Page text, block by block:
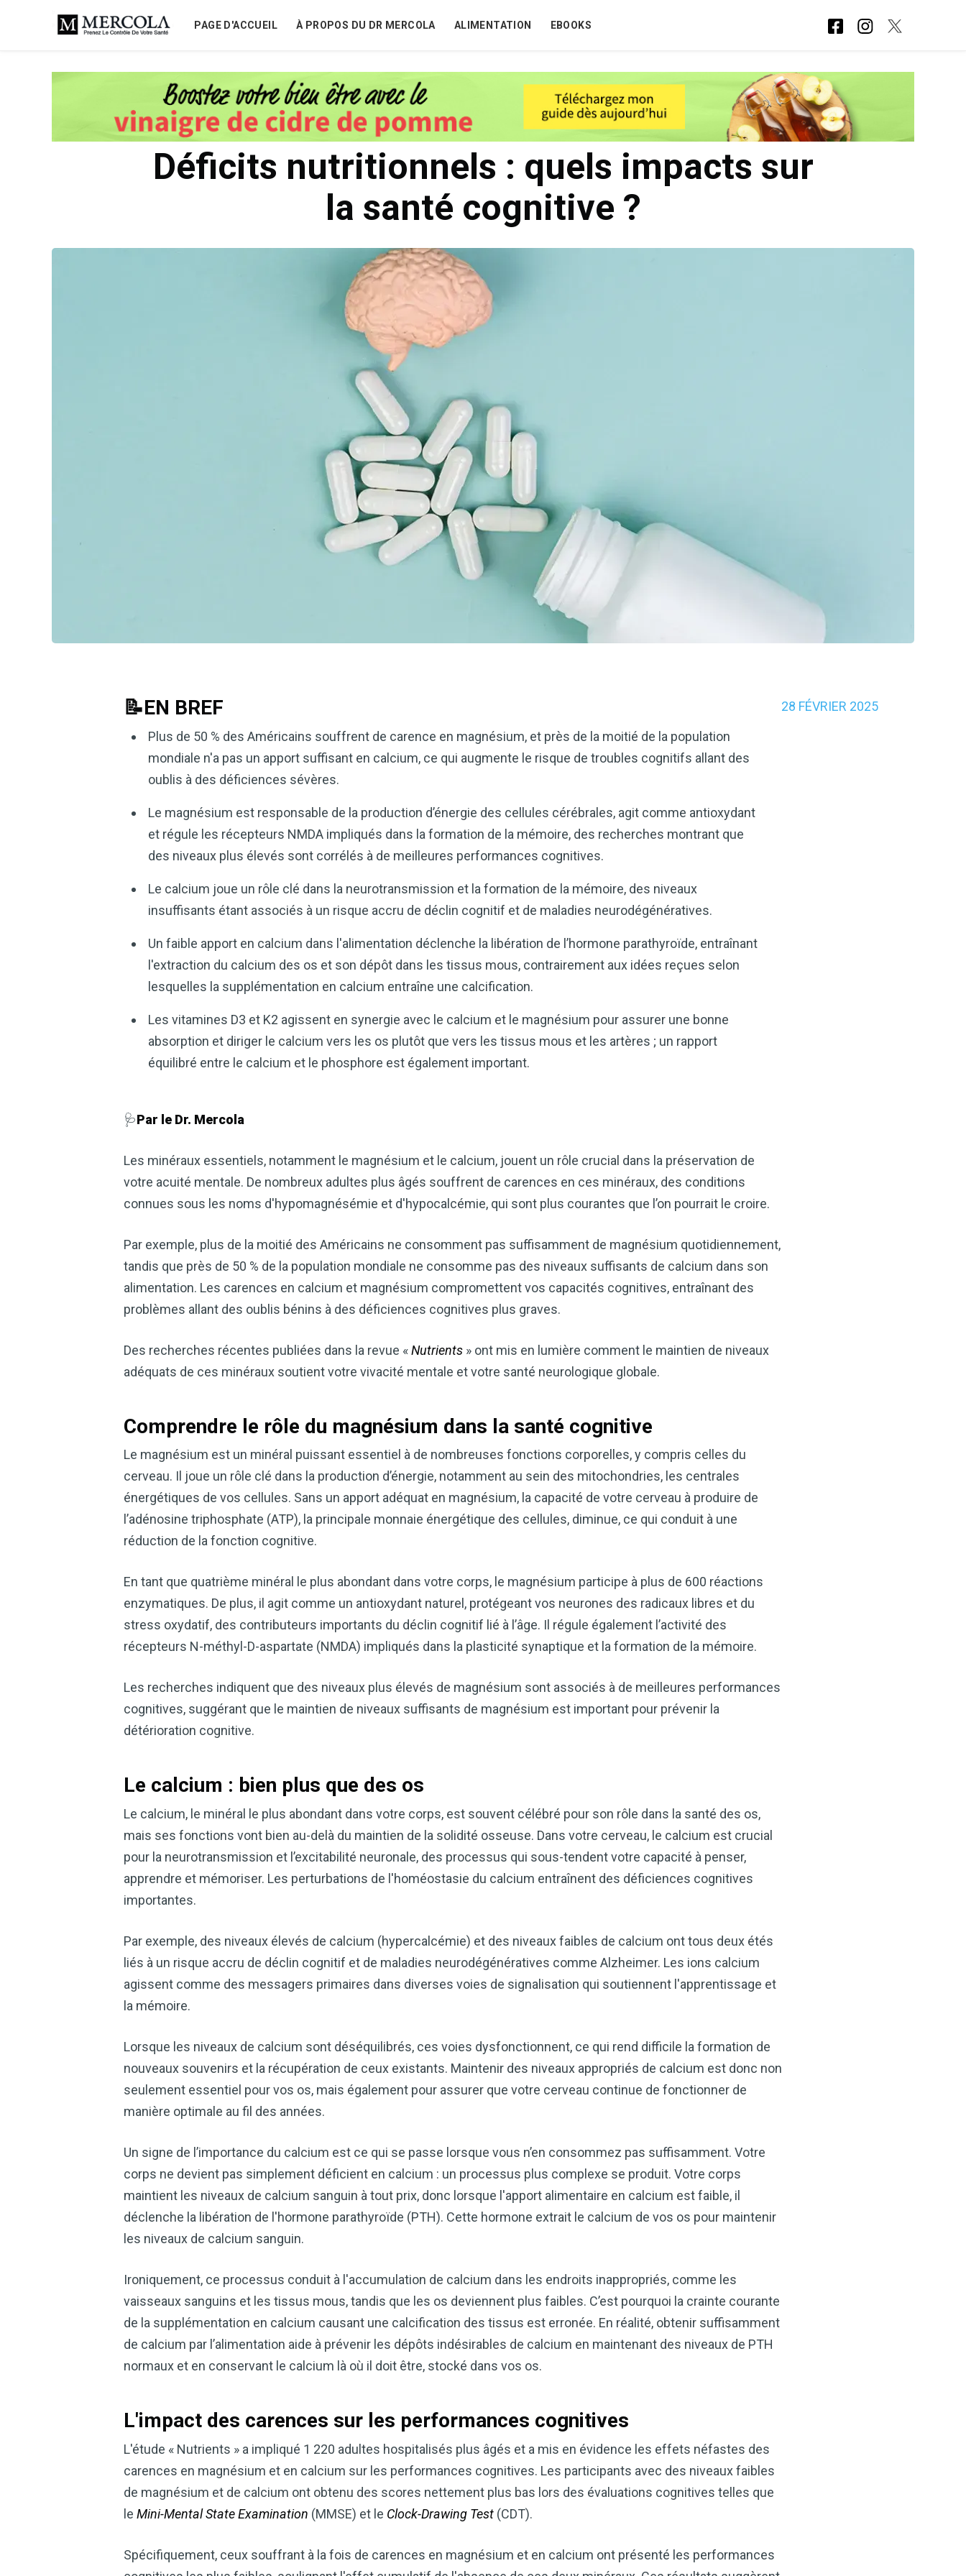
PAGE D'ACCUEIL À PROPOS DU DR MERCOLA ALIMENTATION EBOOKS
Déficits nutritionnels : quels impacts sur
la santé cognitive ?
28 FÉVRIER 2025
📝EN BREF
Plus de 50 % des Américains souffrent de carence en magnésium, et près de la moitié de la population
mondiale n'a pas un apport suffisant en calcium, ce qui augmente le risque de troubles cognitifs allant des
oublis à des déficiences sévères.
Le magnésium est responsable de la production d’énergie des cellules cérébrales, agit comme antioxydant
et régule les récepteurs NMDA impliqués dans la formation de la mémoire, des recherches montrant que
des niveaux plus élevés sont corrélés à de meilleures performances cognitives.
Le calcium joue un rôle clé dans la neurotransmission et la formation de la mémoire, des niveaux
insuffisants étant associés à un risque accru de déclin cognitif et de maladies neurodégénératives.
Un faible apport en calcium dans l'alimentation déclenche la libération de l’hormone parathyroïde, entraînant
l'extraction du calcium des os et son dépôt dans les tissus mous, contrairement aux idées reçues selon
lesquelles la supplémentation en calcium entraîne une calcification.
Les vitamines D3 et K2 agissent en synergie avec le calcium et le magnésium pour assurer une bonne
absorption et diriger le calcium vers les os plutôt que vers les tissus mous et les artères ; un rapport
équilibré entre le calcium et le phosphore est également important.
🩺Par le Dr. Mercola
Les minéraux essentiels, notamment le magnésium et le calcium, jouent un rôle crucial dans la préservation de
votre acuité mentale. De nombreux adultes plus âgés souffrent de carences en ces minéraux, des conditions
connues sous les noms d'hypomagnésémie et d'hypocalcémie, qui sont plus courantes que l’on pourrait le croire.
Par exemple, plus de la moitié des Américains ne consomment pas suffisamment de magnésium quotidiennement,
tandis que près de 50 % de la population mondiale ne consomme pas des niveaux suffisants de calcium dans son
alimentation. Les carences en calcium et magnésium compromettent vos capacités cognitives, entraînant des
problèmes allant des oublis bénins à des déficiences cognitives plus graves.
Des recherches récentes publiées dans la revue «Nutrients » ont mis en lumière comment le maintien de niveaux
adéquats de ces minéraux soutient votre vivacité mentale et votre santé neurologique globale.
Comprendre le rôle du magnésium dans la santé cognitive
Le magnésium est un minéral puissant essentiel à de nombreuses fonctions corporelles, y compris celles du
cerveau. Il joue un rôle clé dans la production d’énergie, notamment au sein des mitochondries, les centrales
énergétiques de vos cellules. Sans un apport adéquat en magnésium, la capacité de votre cerveau à produire de
l’adénosine triphosphate (ATP), la principale monnaie énergétique des cellules, diminue, ce qui conduit à une
réduction de la fonction cognitive.
En tant que quatrième minéral le plus abondant dans votre corps, le magnésium participe à plus de 600 réactions
enzymatiques. De plus, il agit comme un antioxydant naturel, protégeant vos neurones des radicaux libres et du
stress oxydatif, des contributeurs importants du déclin cognitif lié à l’âge. Il régule également l’activité des
récepteurs N-méthyl-D-aspartate (NMDA) impliqués dans la plasticité synaptique et la formation de la mémoire.
Les recherches indiquent que des niveaux plus élevés de magnésium sont associés à de meilleures performances
cognitives, suggérant que le maintien de niveaux suffisants de magnésium est important pour prévenir la
détérioration cognitive.
Le calcium : bien plus que des os
Le calcium, le minéral le plus abondant dans votre corps, est souvent célébré pour son rôle dans la santé des os,
mais ses fonctions vont bien au-delà du maintien de la solidité osseuse. Dans votre cerveau, le calcium est crucial
pour la neurotransmission et l’excitabilité neuronale, des processus qui sous-tendent votre capacité à penser,
apprendre et mémoriser. Les perturbations de l'homéostasie du calcium entraînent des déficiences cognitives
importantes.
Par exemple, des niveaux élevés de calcium (hypercalcémie) et des niveaux faibles de calcium ont tous deux étés
liés à un risque accru de déclin cognitif et de maladies neurodégénératives comme Alzheimer. Les ions calcium
agissent comme des messagers primaires dans diverses voies de signalisation qui soutiennent l'apprentissage et
la mémoire.
Lorsque les niveaux de calcium sont déséquilibrés, ces voies dysfonctionnent, ce qui rend difficile la formation de
nouveaux souvenirs et la récupération de ceux existants. Maintenir des niveaux appropriés de calcium est donc non
seulement essentiel pour vos os, mais également pour assurer que votre cerveau continue de fonctionner de
manière optimale au fil des années.
Un signe de l’importance du calcium est ce qui se passe lorsque vous n’en consommez pas suffisamment. Votre
corps ne devient pas simplement déficient en calcium : un processus plus complexe se produit. Votre corps
maintient les niveaux de calcium sanguin à tout prix, donc lorsque l'apport alimentaire en calcium est faible, il
déclenche la libération de l'hormone parathyroïde (PTH). Cette hormone extrait le calcium de vos os pour maintenir
les niveaux de calcium sanguin.
Ironiquement, ce processus conduit à l'accumulation de calcium dans les endroits inappropriés, comme les
vaisseaux sanguins et les tissus mous, tandis que les os deviennent plus faibles. C’est pourquoi la crainte courante
de la supplémentation en calcium causant une calcification des tissus est erronée. En réalité, obtenir suffisamment
de calcium par l’alimentation aide à prévenir les dépôts indésirables de calcium en maintenant des niveaux de PTH
normaux et en conservant le calcium là où il doit être, stocké dans vos os.
L'impact des carences sur les performances cognitives
L'étude « Nutrients » a impliqué 1 220 adultes hospitalisés plus âgés et a mis en évidence les effets néfastes des
carences en magnésium et en calcium sur les performances cognitives. Les participants avec des niveaux faibles
de magnésium et de calcium ont obtenu des scores nettement plus bas lors des évaluations cognitives telles que
le Mini-Mental State Examination (MMSE) et le Clock-Drawing Test (CDT).
Spécifiquement, ceux souffrant à la fois de carences en magnésium et en calcium ont présenté les performances
Améliorez naturellement votre santé
grâce au vinaigre de cidre de pomme —
Accédez à mon guide dès maintenant
remèdes naturels les plus polyvalents. Que vous
souhaitiez améliorer votre digestion, soutenir votre santé
cardiaque ou mieux gérer votre poids, il constitue un allié
précieux dans votre routine bien-être.
améliore naturellement votre bien-être !